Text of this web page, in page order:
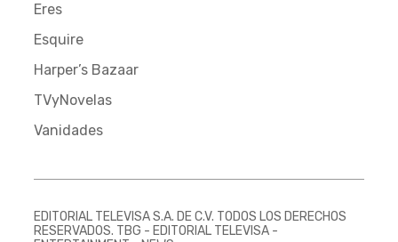
Eres
Esquire
Harper’s Bazaar
TVyNovelas
Vanidades
EDITORIAL TELEVISA S.A. DE C.V. TODOS LOS DERECHOS
RESERVADOS. TBG - EDITORIAL TELEVISA -